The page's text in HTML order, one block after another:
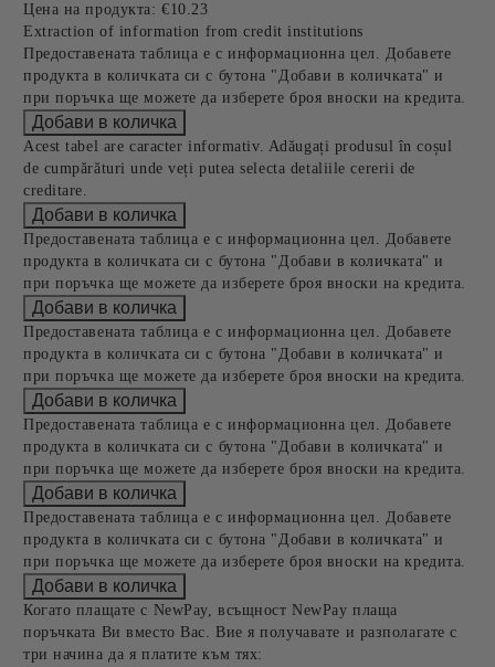
Цена на продукта: €10.23
Extraction of information from credit institutions
Предоставената таблица е с информационна цел. Добавете
продукта в количката си с бутона "Добави в количката" и
при поръчка ще можете да изберете броя вноски на кредита.
Acest tabel are caracter informativ. Adăugați produsul în coșul
de cumpărături unde veți putea selecta detaliile cererii de
creditare.
Предоставената таблица е с информационна цел. Добавете
продукта в количката си с бутона "Добави в количката" и
при поръчка ще можете да изберете броя вноски на кредита.
Предоставената таблица е с информационна цел. Добавете
продукта в количката си с бутона "Добави в количката" и
при поръчка ще можете да изберете броя вноски на кредита.
Предоставената таблица е с информационна цел. Добавете
продукта в количката си с бутона "Добави в количката" и
при поръчка ще можете да изберете броя вноски на кредита.
Предоставената таблица е с информационна цел. Добавете
продукта в количката си с бутона "Добави в количката" и
при поръчка ще можете да изберете броя вноски на кредита.
Когато плащате с NewPay, всъщност NewPay плаща
поръчката Ви вместо Вас. Вие я получавате и разполагате с
три начина да я платите към тях: